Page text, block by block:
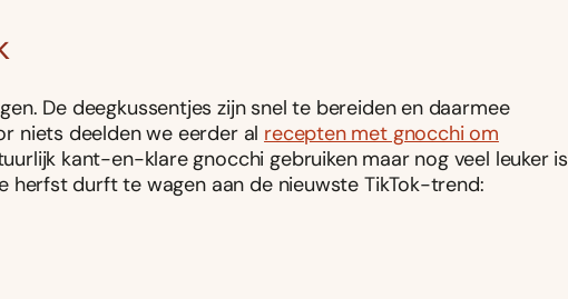
De deegkussentjes zijn snel te bereiden en daarmee
niets deelden we eerder al recepten met gnocchi om
kant-en-klare gnocchi gebruiken maar nog veel leuker is
herfst durft te wagen aan de nieuwste TikTok-trend: